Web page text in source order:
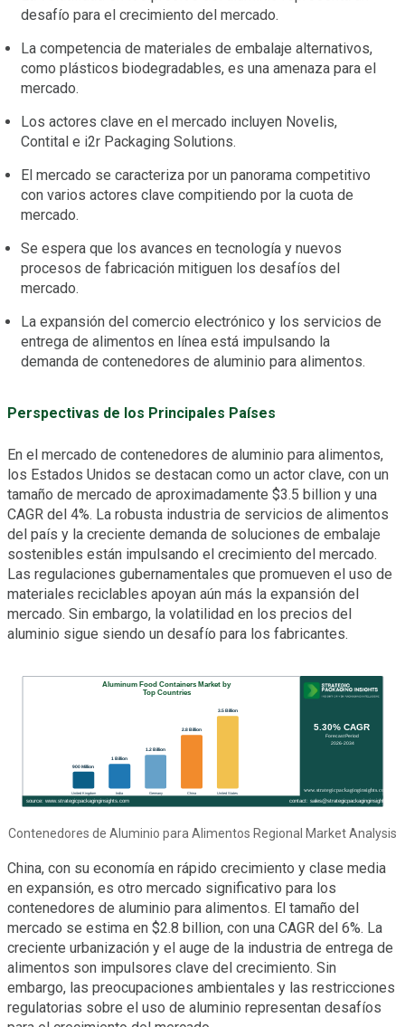
desafío para el crecimiento del mercado.
La competencia de materiales de embalaje alternativos,
como plásticos biodegradables, es una amenaza para el
mercado.
Los actores clave en el mercado incluyen Novelis,
Contital e i2r Packaging Solutions.
El mercado se caracteriza por un panorama competitivo
con varios actores clave compitiendo por la cuota de
mercado.
Se espera que los avances en tecnología y nuevos
procesos de fabricación mitiguen los desafíos del
mercado.
La expansión del comercio electrónico y los servicios de
entrega de alimentos en línea está impulsando la
demanda de contenedores de aluminio para alimentos.
Perspectivas de los Principales Países
En el mercado de contenedores de aluminio para alimentos,
los Estados Unidos se destacan como un actor clave, con un
tamaño de mercado de aproximadamente $3.5 billion y una
CAGR del 4%. La robusta industria de servicios de alimentos
del país y la creciente demanda de soluciones de embalaje
sostenibles están impulsando el crecimiento del mercado.
Las regulaciones gubernamentales que promueven el uso de
materiales reciclables apoyan aún más la expansión del
mercado. Sin embargo, la volatilidad en los precios del
aluminio sigue siendo un desafío para los fabricantes.
Contenedores de Aluminio para Alimentos Regional Market Analysis
China, con su economía en rápido crecimiento y clase media
en expansión, es otro mercado significativo para los
contenedores de aluminio para alimentos. El tamaño del
mercado se estima en $2.8 billion, con una CAGR del 6%. La
creciente urbanización y el auge de la industria de entrega de
alimentos son impulsores clave del crecimiento. Sin
embargo, las preocupaciones ambientales y las restricciones
regulatorias sobre el uso de aluminio representan desafíos